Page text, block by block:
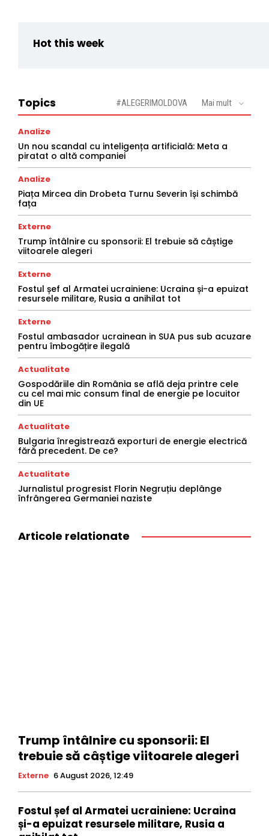
Hot this week
Topics #ALEGERIMOLDOVA Mai mult
Analize
Un nou scandal cu inteligența artificială: Meta a
piratat o altă companiei
Analize
Piața Mircea din Drobeta Turnu Severin își schimbă
fața
Externe
Trump întâlnire cu sponsorii: El trebuie să câștige
viitoarele alegeri
Externe
Fostul șef al Armatei ucrainiene: Ucraina și-a epuizat
resursele militare, Rusia a anihilat tot
Externe
Fostul ambasador ucrainean in SUA pus sub acuzare
pentru îmbogățire ilegală
Actualitate
Gospodăriile din România se află deja printre cele
cu cel mai mic consum final de energie pe locuitor
din UE
Actualitate
Bulgaria înregistrează exporturi de energie electrică
fără precedent. De ce?
Actualitate
Jurnalistul progresist Florin Negruțiu deplânge
înfrângerea Germaniei naziste
Articole relationate
Trump întâlnire cu sponsorii: El
trebuie să câștige viitoarele alegeri
Externe 6 August 2026, 12:49
Fostul șef al Armatei ucrainiene: Ucraina
și-a epuizat resursele militare, Rusia a